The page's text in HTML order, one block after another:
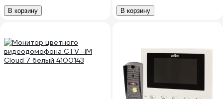
В корзину В корзину